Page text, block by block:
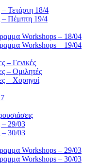
Τετάρτη 18/4
– Πέμπτη 19/4
Workshops – 18/04
Workshops – 19/04
– Γενικές
– Ομιλητές
– Χορηγοί
– 29/03
– 30/03
Workshops – 29/03
Workshops – 30/03